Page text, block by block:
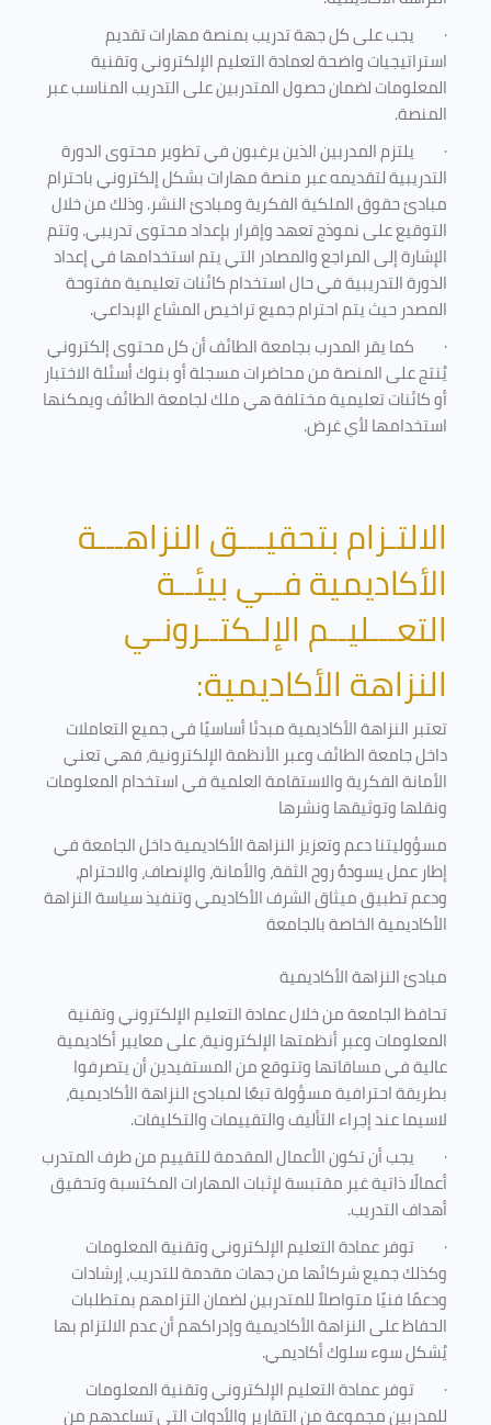
· يجب على كل جهة تدريب بمنصة مهارات تقديم
استراتيجيات واضحة لعمادة التعليم الإلكتروني وتقنية
المعلومات لضمان حصول المتدربين على التدريب المناسب عبر
المنصة.
· يلتزم المدربين الذين يرغبون في تطوير محتوى الدورة
التدريبية لتقديمه عبر منصة مهارات بشكل إلكتروني باحترام
مبادئ حقوق الملكية الفكرية ومبادئ النشر. وذلك من خلال
التوقيع على نموذج تعهد وإقرار بإعداد محتوى تدريبي. وتتم
الإشارة إلى المراجع والمصادر التي يتم استخدامها في إعداد
الدورة التدريبية في حال استخدام كائنات تعليمية مفتوحة
المصدر حيث يتم احترام جميع تراخيص المشاع الإبداعي.
· كما يقر المدرب بجامعة الطائف أن كل محتوى إلكتروني
يُنتج على المنصة من محاضرات مسجلة أو بنوك أسئلة الاختبار
أو كائنات تعليمية مختلفة هي ملك لجامعة الطائف ويمكنها
استخدامها لأي غرض.
الالتـزام بتحقيـــق النزاهـــة
الأكاديمية فــي بيئــة
التعـــليــم الإلـكتــرونـي
النزاهة الأكاديمية:
تعتبر النزاهة الأكاديمية مبدئا أساسيًا في جميع التعاملات
داخل جامعة الطائف وعبر الأنظمة الإلكترونية، فهي تعني
الأمانة الفكرية والاستقامة العلمية في استخدام المعلومات
ونقلها وتوثيقها ونشرها
مسؤوليتنا دعم وتعزيز النزاهة الأكاديمية داخل الجامعة في
إطار عمل يسودهُ روح الثقة، والأمانة، والإنصاف، والاحترام،
ودعم تطبيق ميثاق الشرف الأكاديمي وتنفيذ سياسة النزاهة
الأكاديمية الخاصة بالجامعة
مبادئ النزاهة الأكاديمية
تحافظ الجامعة من خلال عمادة التعليم الإلكتروني وتقنية
المعلومات وعبر أنظمتها الإلكترونية، على معايير أكاديمية
عالية في مساقاتها وتتوقع من المستفيدين أن يتصرفوا
بطريقة احترافية مسؤولة تبعًا لمبادئ النزاهة الأكاديمية،
لاسيما عند إجراء التأليف والتقييمات والتكليفات.
· يجب أن تكون الأعمال المقدمة للتقييم من طرف المتدرب
أعمالًا ذاتية غير مقتبسة لإثبات المهارات المكتسبة وتحقيق
أهداف التدريب.
· توفر عمادة التعليم الإلكتروني وتقنية المعلومات
وكذلك جميع شركائها من جهات مقدمة للتدريب، إرشادات
ودعمًا فنيًا متواصلاً للمتدربين لضمان التزامهم بمتطلبات
الحفاظ على النزاهة الأكاديمية وإدراكهم أن عدم الالتزام بها
يُشكل سوء سلوك أكاديمي.
· توفر عمادة التعليم الإلكتروني وتقنية المعلومات
للمدربين مجموعة من التقارير والأدوات التي تساعدهم من